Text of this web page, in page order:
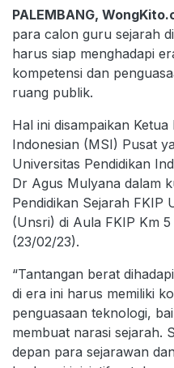
PALEMBANG,
para calon guru sejarah
harus siap menghadapi
kompetensi dan
ruang publik.
Hal ini disampaikan
Indonesian (MSI) Pusat
Universitas Pendidikan
Dr Agus Mulyana dalam
Pendidikan Sejarah FKIP
(Unsri) di Aula FKIP Km
(23/02/23).
“Tantangan berat
di era ini harus memiliki
penguasaan teknologi,
membuat narasi sejarah.
depan para sejarawan